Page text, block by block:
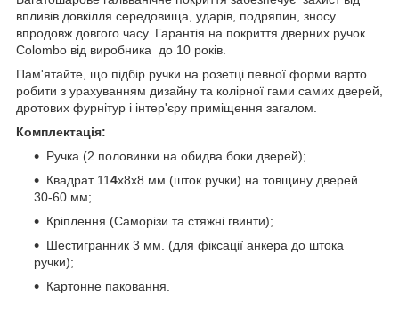
впливів довкілля середовища, ударів, подряпин, зносу
впродовж довгого часу. Гарантія на покриття дверних ручок
Colombo від виробника до 10 років.
Пам'ятайте, що підбір ручки на розетці певної форми варто
робити з урахуванням дизайну та колірної гами самих дверей,
дротових фурнітур і інтер'єру приміщення загалом.
Комплектація:
Ручка (2 половинки на обидва боки дверей);
Квадрат 114х8х8 мм (шток ручки) на товщину дверей
30-60 мм;
Кріплення (Саморізи та стяжні гвинти);
Шестигранник 3 мм. (для фіксації анкера до штока
ручки);
Картонне паковання.